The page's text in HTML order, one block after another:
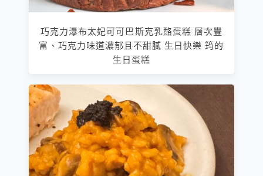
巧克力瀑布太妃可可巴斯克乳酪蛋糕 層次豐
富、巧克力味道濃郁且不甜膩 生日快樂 筠的
生日蛋糕